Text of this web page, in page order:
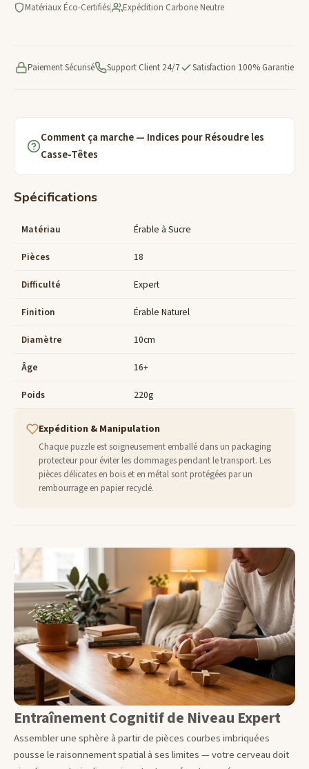
Matériaux Éco-Certifiés| Expédition Carbone Neutre
Paiement Sécurisé Support Client 24/7 Satisfaction 100% Garantie
Comment ça marche — Indices pour Résoudre les
Casse-Têtes
Spécifications
Matériau Érable à Sucre
Pièces 18
Difficulté Expert
Finition Érable Naturel
Diamètre 10cm
Âge 16+
Poids 220g
Expédition & Manipulation
Chaque puzzle est soigneusement emballé dans un packaging
protecteur pour éviter les dommages pendant le transport. Les
pièces délicates en bois et en métal sont protégées par un
rembourrage en papier recyclé.
Entraînement Cognitif de Niveau Expert
Assembler une sphère à partir de pièces courbes imbriquées
pousse le raisonnement spatial à ses limites — votre cerveau doit